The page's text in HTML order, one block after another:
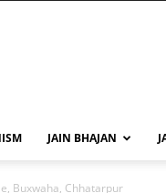
JAIN BHAJAN
Buxwaha, Chhatarpur